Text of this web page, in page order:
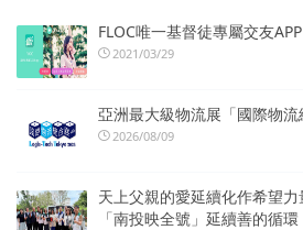
FLOC唯一基督徒專屬交友
2021/03/29
亞洲最大級物流展「國際物
2026/08/09
天上父親的愛延續化作希望
「南投映全號」延續善的循環